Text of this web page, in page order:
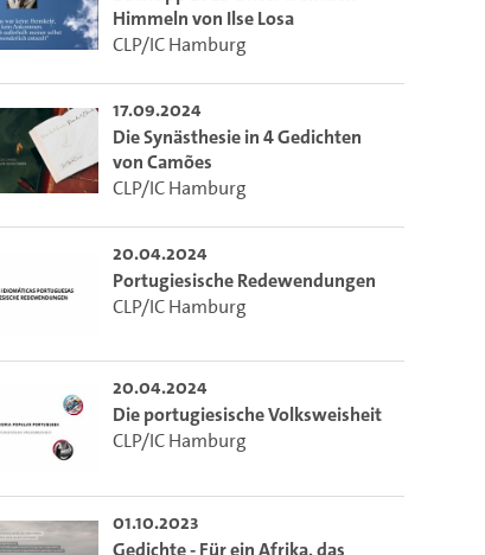
Himmeln von Ilse Losa
CLP/IC Hamburg
17.09.2024
Die Synästhesie in 4 Gedichten
von Camões
CLP/IC Hamburg
20.04.2024
Portugiesische Redewendungen
CLP/IC Hamburg
20.04.2024
Die portugiesische Volksweisheit
CLP/IC Hamburg
01.10.2023
Gedichte - Für ein Afrika, das